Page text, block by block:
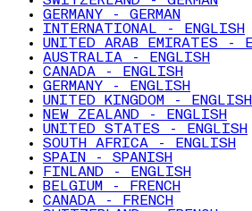
GERMANY - GERMAN
INTERNATIONAL - ENGLISH
UNITED ARAB EMIRATES -
AUSTRALIA - ENGLISH
CANADA - ENGLISH
GERMANY - ENGLISH
UNITED KINGDOM - ENGLISH
NEW ZEALAND - ENGLISH
UNITED STATES - ENGLISH
SOUTH AFRICA - ENGLISH
SPAIN - SPANISH
FINLAND - ENGLISH
BELGIUM - FRENCH
CANADA - FRENCH